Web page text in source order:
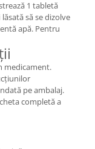
1 tabletă
să se dizolve
apă. Pentru
medicament.
pe ambalaj.
completă a